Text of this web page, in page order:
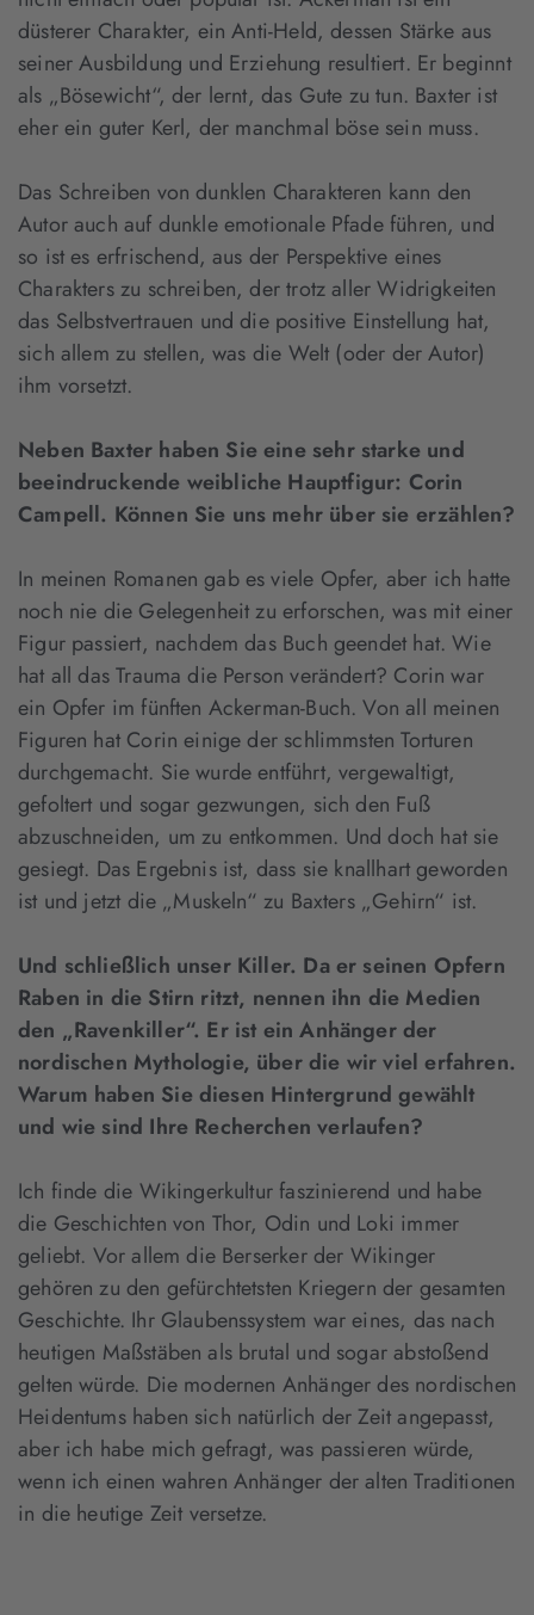
düsterer Charakter, ein Anti-Held, dessen Stärke aus
seiner Ausbildung und Erziehung resultiert. Er beginnt
als „Bösewicht“, der lernt, das Gute zu tun. Baxter ist
eher ein guter Kerl, der manchmal böse sein muss.
Das Schreiben von dunklen Charakteren kann den
Autor auch auf dunkle emotionale Pfade führen, und
so ist es erfrischend, aus der Perspektive eines
Charakters zu schreiben, der trotz aller Widrigkeiten
das Selbstvertrauen und die positive Einstellung hat,
sich allem zu stellen, was die Welt (oder der Autor)
ihm vorsetzt.
Neben Baxter haben Sie eine sehr starke und
beeindruckende weibliche Hauptfigur: Corin
Campell. Können Sie uns mehr über sie erzählen?
In meinen Romanen gab es viele Opfer, aber ich hatte
noch nie die Gelegenheit zu erforschen, was mit einer
Figur passiert, nachdem das Buch geendet hat. Wie
hat all das Trauma die Person verändert? Corin war
ein Opfer im fünften Ackerman-Buch. Von all meinen
Figuren hat Corin einige der schlimmsten Torturen
durchgemacht. Sie wurde entführt, vergewaltigt,
gefoltert und sogar gezwungen, sich den Fuß
abzuschneiden, um zu entkommen. Und doch hat sie
gesiegt. Das Ergebnis ist, dass sie knallhart geworden
ist und jetzt die „Muskeln“ zu Baxters „Gehirn“ ist.
Und schließlich unser Killer. Da er seinen Opfern
Raben in die Stirn ritzt, nennen ihn die Medien
den „Ravenkiller“. Er ist ein Anhänger der
nordischen Mythologie, über die wir viel erfahren.
Warum haben Sie diesen Hintergrund gewählt
und wie sind Ihre Recherchen verlaufen?
Ich finde die Wikingerkultur faszinierend und habe
die Geschichten von Thor, Odin und Loki immer
geliebt. Vor allem die Berserker der Wikinger
gehören zu den gefürchtetsten Kriegern der gesamten
Geschichte. Ihr Glaubenssystem war eines, das nach
heutigen Maßstäben als brutal und sogar abstoßend
gelten würde. Die modernen Anhänger des nordischen
Heidentums haben sich natürlich der Zeit angepasst,
aber ich habe mich gefragt, was passieren würde,
wenn ich einen wahren Anhänger der alten Traditionen
in die heutige Zeit versetze.